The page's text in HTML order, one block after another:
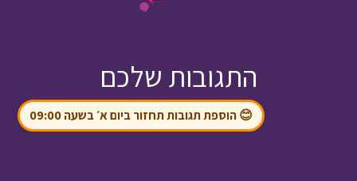
התגובות שלכם
😊 הוספת תגובות תחזור ביום א׳ בשעה 09:00